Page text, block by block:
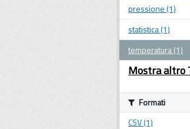
pressione (1)
statistica (1)
temperatura (1)
Mostra altro
Formati
CSV (1)